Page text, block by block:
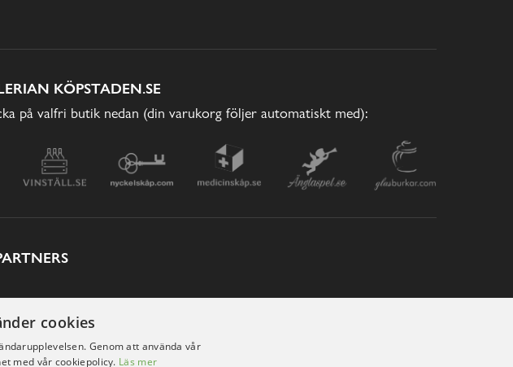
KÖPSTADEN.SE
på valfri butik nedan (din varukorg följer automatiskt med):
cookies
Genom att använda vår
med vår cookiepolicy. Läs mer